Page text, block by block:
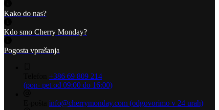
Kako do nas?
Kdo smo Cherry Monday?
Pogosta vprašanja
+386 69 809 214
(pon- pet od 09:00 do 16:00)
info@cherrymonday.com (odgovorimo v 24 urah)